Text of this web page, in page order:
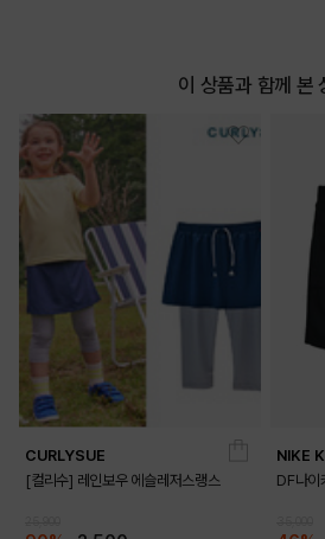
이 상품과 함께 본
CURLYSUE
[컬리수] 레인보우 에슬레저스랭스
NIKE
DF나이